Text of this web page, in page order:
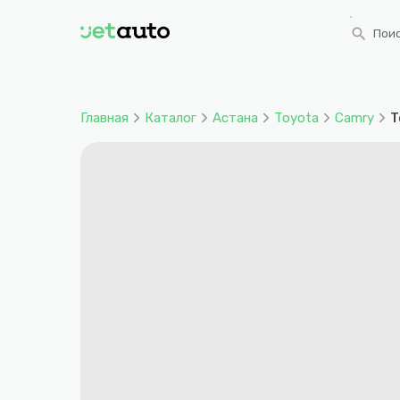
search
Главная Каталог Астана Toyota Camry